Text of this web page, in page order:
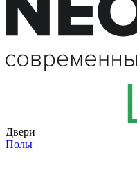
Двери
Полы